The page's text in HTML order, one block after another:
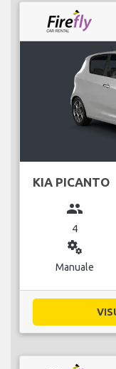
KIA PICANTO
group
4
miscellaneous_services
Manuale